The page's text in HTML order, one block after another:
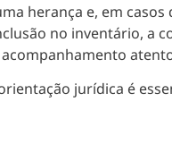
herança e, em
no inventário, a
jurídica é